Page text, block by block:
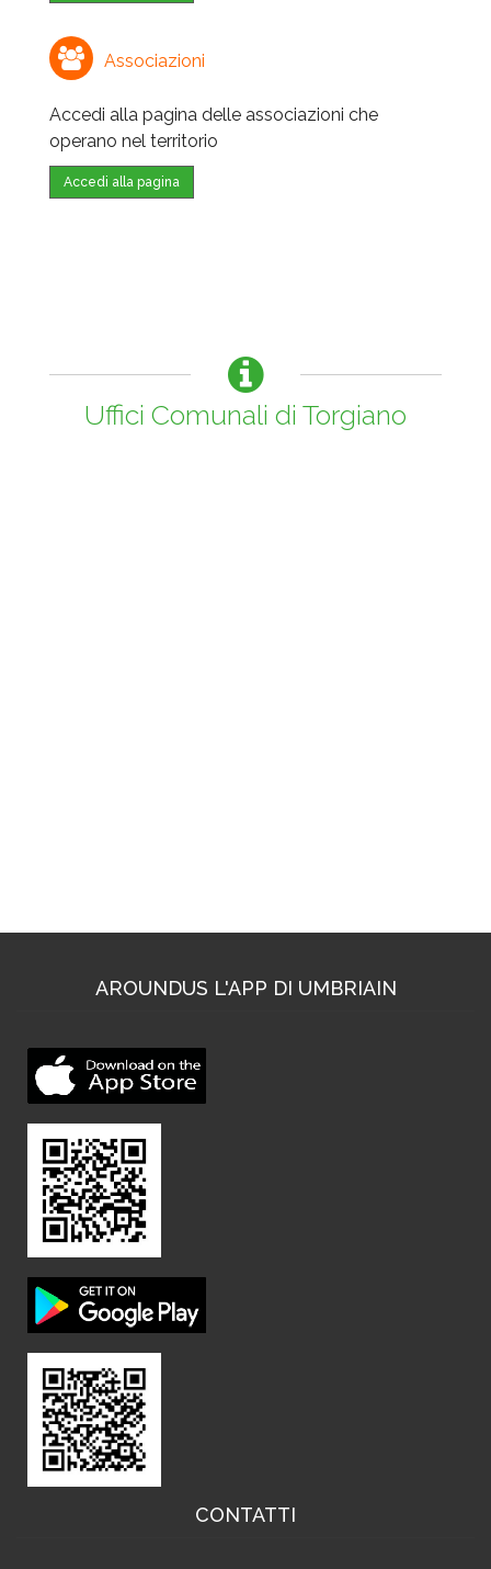
Associazioni
Accedi alla pagina delle associazioni che
operano nel territorio
Accedi alla pagina
Uffici Comunali di Torgiano
AROUNDUS L'APP DI UMBRIAIN
CONTATTI